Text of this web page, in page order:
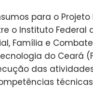
para o Projeto
o Instituto
Família e
do Ceará
das